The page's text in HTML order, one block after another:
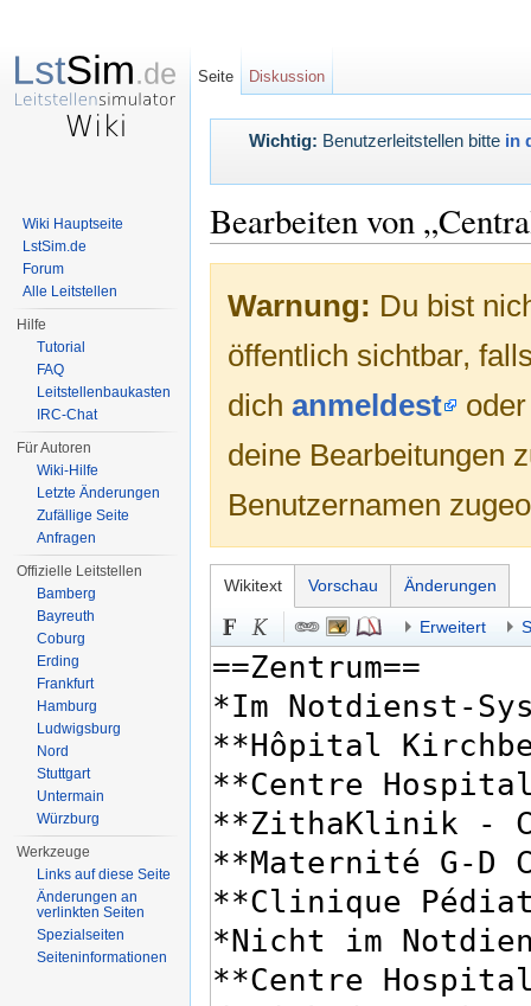
Wichtig: Benutzerleitstellen bitte in
Bearbeiten von
Warnung: Du bist
öffentlich sichtbar,
dich anmeldest
deine Bearbeitungen
Benutzernamen
Wikitext Vorschau Änderungen
Erweitert
Seite Diskussion
Wiki Hauptseite
LstSim.de
Forum
Alle Leitstellen
Hilfe
Tutorial
FAQ
Leitstellenbaukasten
IRC-Chat
Für Autoren
Wiki-Hilfe
Letzte Änderungen
Zufällige Seite
Anfragen
Offizielle Leitstellen
Bamberg
Bayreuth
Coburg
Erding
Frankfurt
Hamburg
Ludwigsburg
Nord
Stuttgart
Untermain
Würzburg
Werkzeuge
Links auf diese Seite
Änderungen an
verlinkten Seiten
Spezialseiten
Seiten­informationen